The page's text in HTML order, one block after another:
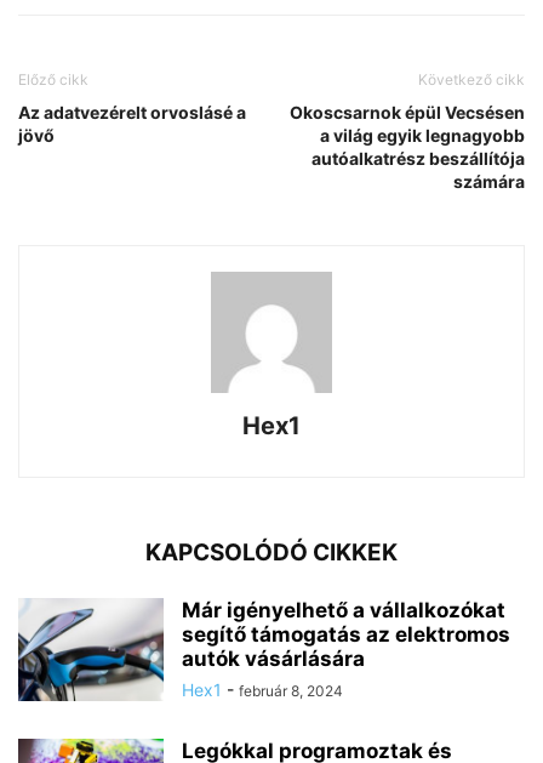
Előző cikk
Az adatvezérelt orvoslásé a
jövő
Következő cikk
Okoscsarnok épül Vecsésen
a világ egyik legnagyobb
autóalkatrész beszállítója
számára
Hex1
KAPCSOLÓDÓ CIKKEK
Már igényelhető a vállalkozókat
segítő támogatás az elektromos
autók vásárlására
Hex1 - február 8, 2024
Legókkal programoztak és